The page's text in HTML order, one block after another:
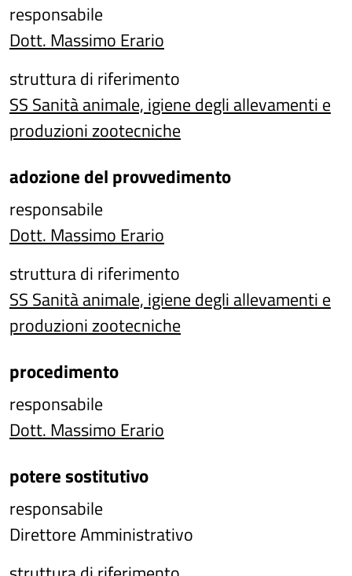
responsabile
Dott. Massimo Erario
struttura di riferimento
SS Sanità animale, igiene degli allevamenti e
produzioni zootecniche
adozione del provvedimento
responsabile
Dott. Massimo Erario
struttura di riferimento
SS Sanità animale, igiene degli allevamenti e
produzioni zootecniche
procedimento
responsabile
Dott. Massimo Erario
potere sostitutivo
responsabile
Direttore Amministrativo